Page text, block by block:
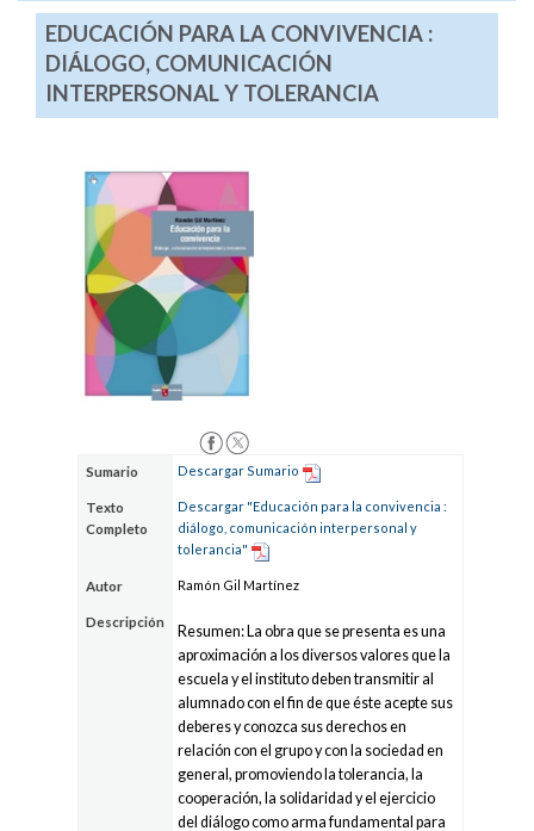
EDUCACIÓN PARA LA CONVIVENCIA :
DIÁLOGO, COMUNICACIÓN
INTERPERSONAL Y TOLERANCIA
Sumario Descargar Sumario
Texto
Completo
Descargar "Educación para la convivencia :
diálogo, comunicación interpersonal y
tolerancia"
Autor Ramón Gil Martínez
Descripción
Resumen: La obra que se presenta es una
aproximación a los diversos valores que la
escuela y el instituto deben transmitir al
alumnado con el fin de que éste acepte sus
deberes y conozca sus derechos en
relación con el grupo y con la sociedad en
general, promoviendo la tolerancia, la
cooperación, la solidaridad y el ejercicio
del diálogo como arma fundamental para